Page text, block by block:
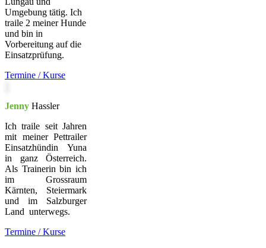
Umgebung tätig. Ich
traile 2 meiner Hunde
und bin in
Vorbereitung auf die
Einsatzprüfung.
Termine / Kurse
Jenny Hassler
Ich traile seit Jahren
mit meiner Pettrailer
Einsatzhündin Yuna
in ganz Österreich.
Als Trainerin bin ich
im Grossraum
Kärnten, Steiermark
und im Salzburger
Land unterwegs.
Termine / Kurse